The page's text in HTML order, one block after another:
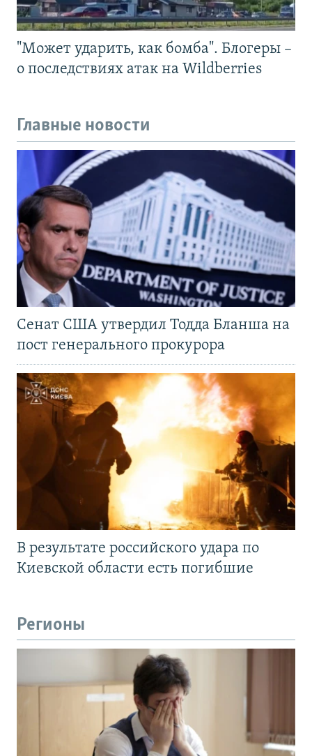
"Может ударить, как бомба". Блогеры –
о последствиях атак на Wildberries
Главные новости
Сенат США утвердил Тодда Бланша на
пост генерального прокурора
В результате российского удара по
Киевской области есть погибшие
Регионы